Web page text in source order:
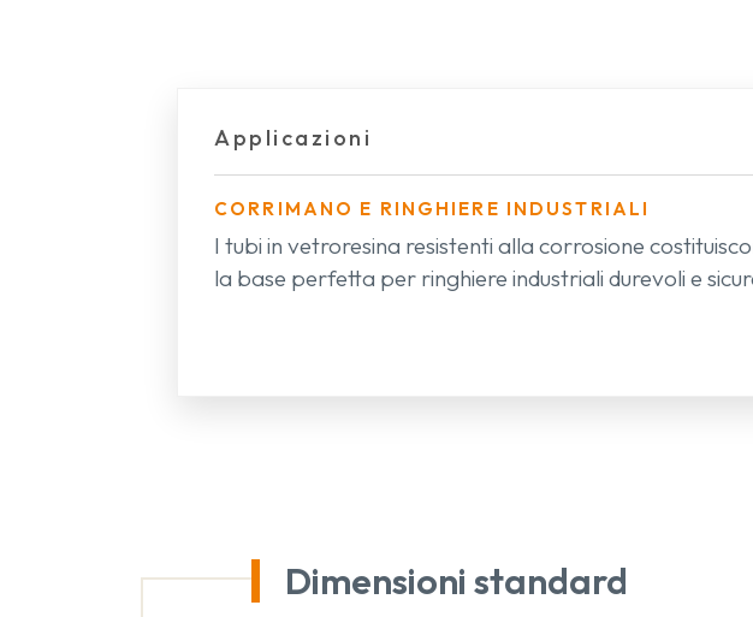
Applicazioni
CORRIMANO E RINGHIERE INDUSTRIALI
I tubi in vetroresina resistenti alla corrosione
la base perfetta per ringhiere industriali durevoli e
Dimensioni standard